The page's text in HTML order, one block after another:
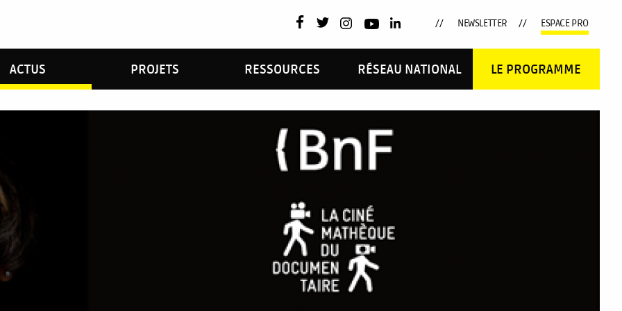
NEWSLETTER ESPACE PRO
ACTUS PROJETS RESSOURCES RÉSEAU NATIONAL LE PROGRAMME